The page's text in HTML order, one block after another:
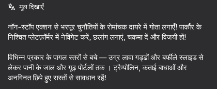
Obby: Escape from Barry Prison
83
Cart Ride Obby
72
74 70
मूल दिखाएँ
नॉन-स्टॉप एक्शन से भरपूर चुनौतियों के रोमांचक दायरे में गोता लगाएँ! पार्कौर के
निश्चित प्लेटफ़ॉर्मर में नेविगेट करें, छलांग लगाएं, चकमा दें और विजयी हों!
विभिन्न प्रकार के पागल स्तरों से बचे — उग्र लावा गड्ढों और बर्फीले स्लाइड से
लेकर पानी के जाल और गूढ़ पोर्टलों तक । ट्रैम्पोलिन, कताई बाधाओं और
अनगिनत छिपे हुए रास्तों से सावधान रहें!